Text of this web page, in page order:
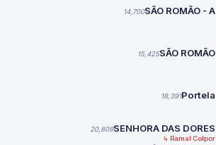
14,700SÃO ROMÃO - A
15,425SÃO ROMÃO
18,391Portela
20,809SENHORA DAS DORES
↳ Ramal Colpor